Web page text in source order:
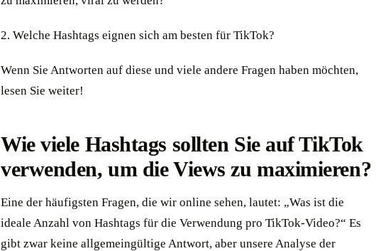
2. Welche Hashtags eignen sich am besten für TikTok?
Wenn Sie Antworten auf diese und viele andere Fragen haben möchten,
lesen Sie weiter!
Wie viele Hashtags sollten Sie auf TikTok
verwenden, um die Views zu maximieren?
Eine der häufigsten Fragen, die wir online sehen, lautet: „Was ist die
ideale Anzahl von Hashtags für die Verwendung pro TikTok-Video?“ Es
gibt zwar keine allgemeingültige Antwort, aber unsere Analyse der